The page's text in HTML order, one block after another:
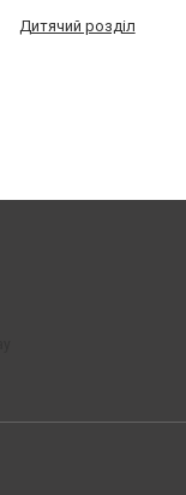
Дитячий розділ